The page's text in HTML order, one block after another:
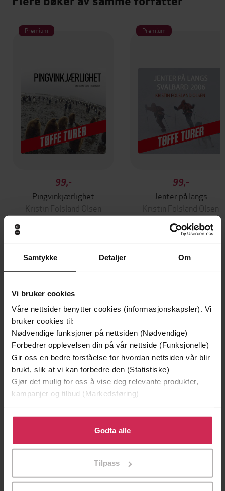
Samtykke Detaljer Om
Vi bruker cookies
Våre nettsider benytter cookies (informasjonskapsler). Vi
bruker cookies til:
Nødvendige funksjoner på nettsiden (Nødvendige)
Forbedrer opplevelsen din på vår nettside (Funksjonelle)
Gir oss en bedre forståelse for hvordan nettsiden vår blir
brukt, slik at vi kan forbedre den (Statistiske)
Gjør det mulig for oss å vise deg relevante produkter,
kampanjer og tilbud (Markedsføring)
Klikk på «Godta alle» for å gi oss ditt samtykke til å
bruke cookies for alle disse formålene. Du kan også
tilpasse ditt samtykke til spesifikke formål ved å klikke
Godta alle
Tilpass
Premium
99,-
Pingvinkjærlighet
Kristin Folsland Olsen
Premium
99,-
Jenter på langs
Kristin Folsland Olsen
Andre har også kjøpt
Vinner av Rivertonprisen
Jo Nesbø
Første gang på tilbud
Jørn Lier Horst